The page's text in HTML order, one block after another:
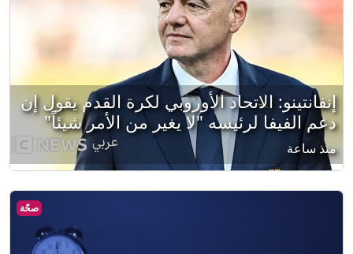
إنفانتينو: الاتحاد الأوروبي لكرة القدم يقول إن
دعم الفيفا لرئيسه "لا يغير من الأمر شيئاً"
منذ ساعة
صحّة